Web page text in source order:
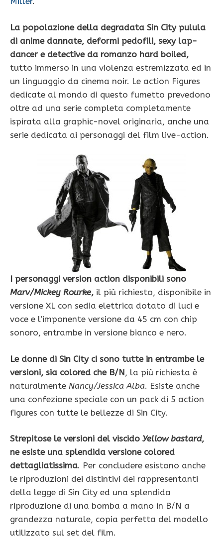
La popolazione della degradata Sin City pulula
di anime dannate, deformi pedofili, sexy lap-
dancer e detective da romanzo hard boiled,
tutto immerso in una violenza estremizzata ed in
un linguaggio da cinema noir. Le action Figures
dedicate al mondo di questo fumetto prevedono
oltre ad una serie completa completamente
ispirata alla graphic-novel originaria, anche una
serie dedicata ai personaggi del film live-action.
I personaggi version action disponibili sono
Marv/Mickey Rourke, il più richiesto, disponibile in
versione XL con sedia elettrica dotato di luci e
voce e l’imponente versione da 45 cm con chip
sonoro, entrambe in versione bianco e nero.
Le donne di Sin City ci sono tutte in entrambe le
versioni, sia colored che B/N, la più richiesta è
naturalmente Nancy/Jessica Alba. Esiste anche
una confezione speciale con un pack di 5 action
figures con tutte le bellezze di Sin City.
Strepitose le versioni del viscido Yellow bastard,
ne esiste una splendida versione colored
dettagliatissima. Per concludere esistono anche
le riproduzioni dei distintivi dei rappresentanti
della legge di Sin City ed una splendida
riproduzione di una bomba a mano in B/N a
grandezza naturale, copia perfetta del modello
utilizzato sul set del film.